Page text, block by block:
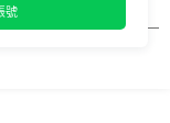
號